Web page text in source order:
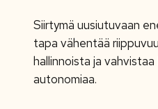
Siirtymä uusiutuvaan
tapa vähentää
hallinnoista ja
autonomiaa.